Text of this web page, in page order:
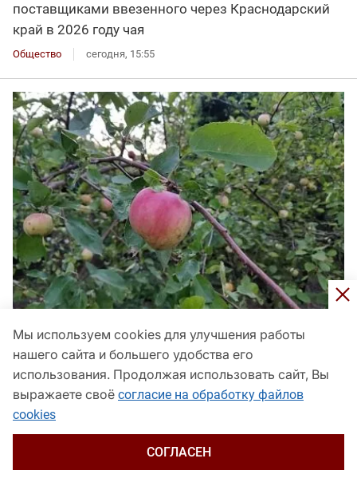
поставщиками ввезенного через Краснодарский
край в 2026 году чая
Общество сегодня, 15:55
Ставлю ловчие пояса на яблонях в августе:
собираю плодожорку – чистый урожай без червей
сегодня, 15:30
Мы используем cookies для улучшения работы
нашего сайта и большего удобства его
использования. Продолжая использовать сайт, Вы
выражаете своё согласие на обработку файлов
cookies
СОГЛАСЕН